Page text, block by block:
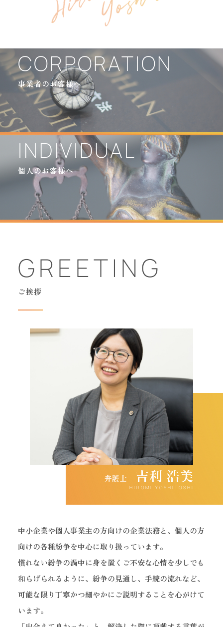
CORPORATION
事業者のお客様へ
INDIVIDUAL
個人のお客様へ
GREETING
ご挨拶
中小企業や個人事業主の方向けの企業法務と、個人の方
向けの各種紛争を中心に取り扱っています。
慣れない紛争の渦中に身を置くご不安な心情を少しでも
和らげられるように、紛争の見通し、手続の流れなど、
可能な限り丁寧かつ細やかにご説明することを心がけて
います。
弁護士 吉利 浩美
HIROMI YOSHITOSHI